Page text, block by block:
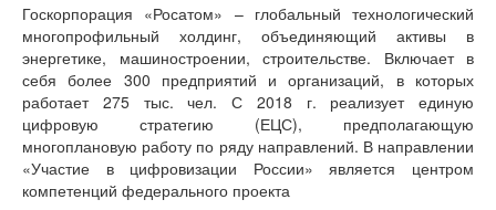
Госкорпорация «Росатом» – глобальный технологический
многопрофильный холдинг, объединяющий активы в
энергетике, машиностроении, строительстве. Включает в
себя более 300 предприятий и организаций, в которых
работает 275 тыс. чел. С 2018 г. реализует единую
цифровую стратегию (ЕЦС), предполагающую
многоплановую работу по ряду направлений. В направлении
«Участие в цифровизации России» является центром
компетенций федерального проекта